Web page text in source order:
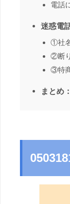
電話
迷惑電
①社
②断
③特
まとめ